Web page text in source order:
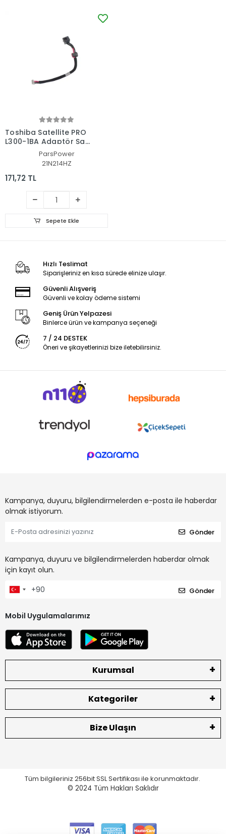
Toshiba Satellite PRO
L300-1BA Adaptör Şarj
Soketi - Dc Power Jack
ParsPower
21N214HZ
171,72 TL
Sepete Ekle
Hızlı Teslimat
Siparişleriniz en kısa sürede elinize ulaşır.
Güvenli Alışveriş
Güvenli ve kolay ödeme sistemi
Geniş Ürün Yelpazesi
Binlerce ürün ve kampanya seçeneği
7 / 24 DESTEK
Öneri ve şikayetlerinizi bize iletebilirsiniz.
Kampanya, duyuru, bilgilendirmelerden e-posta ile haberdar
olmak istiyorum.
Gönder
Kampanya, duyuru ve bilgilendirmelerden haberdar olmak
için kayıt olun.
Gönder
Mobil Uygulamalarımız
Kurumsal
Kategoriler
Bize Ulaşın
Tüm bilgileriniz 256bit SSL Sertifikası ile korunmaktadır.
© 2024 Tüm Hakları Saklıdır